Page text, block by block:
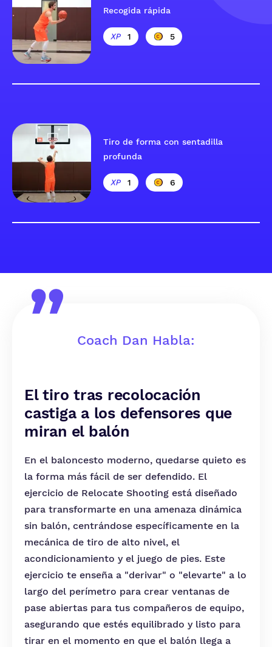
Recogida rápida
1 5
Tiro de forma con sentadilla
profunda
1 6
Coach Dan Habla:
El tiro tras recolocación
castiga a los defensores que
miran el balón
En el baloncesto moderno, quedarse quieto es
la forma más fácil de ser defendido. El
ejercicio de Relocate Shooting está diseñado
para transformarte en una amenaza dinámica
sin balón, centrándose específicamente en la
mecánica de tiro de alto nivel, el
acondicionamiento y el juego de pies. Este
ejercicio te enseña a "derivar" o "elevarte" a lo
largo del perímetro para crear ventanas de
pase abiertas para tus compañeros de equipo,
asegurando que estés equilibrado y listo para
tirar en el momento en que el balón llega a